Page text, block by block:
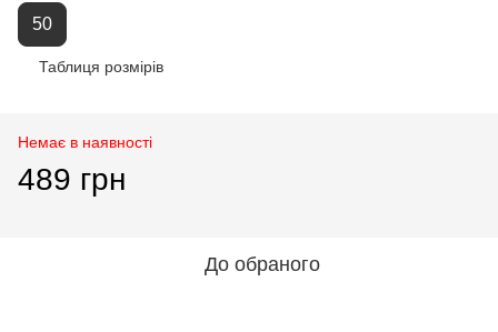
50
Таблиця розмірів
Немає в наявності
489 грн
До обраного